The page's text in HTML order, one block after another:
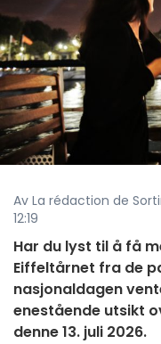
Av La rédaction de
12:19
Har du lyst til å få
Eiffeltårnet fra de
nasjonaldagen
enestående utsikt
denne 13. juli 2026.